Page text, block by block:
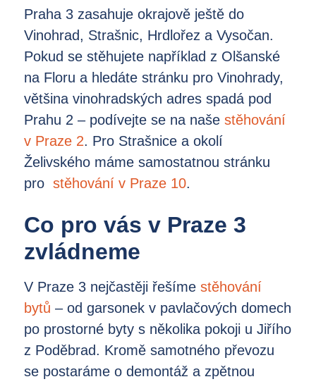
Praha 3 zasahuje okrajově ještě do
Vinohrad, Strašnic, Hrdlořez a Vysočan.
Pokud se stěhujete například z Olšanské
na Floru a hledáte stránku pro Vinohrady,
většina vinohradských adres spadá pod
Prahu 2 – podívejte se na naše stěhování
v Praze 2. Pro Strašnice a okolí
Želivského máme samostatnou stránku
pro stěhování v Praze 10.
Co pro vás v Praze 3
zvládneme
V Praze 3 nejčastěji řešíme stěhování
bytů – od garsonek v pavlačových domech
po prostorné byty s několika pokoji u Jiřího
z Poděbrad. Kromě samotného převozu
se postaráme o demontáž a zpětnou